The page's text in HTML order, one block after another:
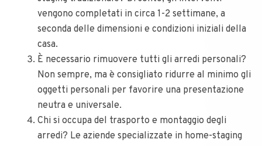
vengono completati in circa 1-2 settimane, a
seconda delle dimensioni e condizioni iniziali della
casa.
È necessario rimuovere tutti gli arredi personali?
Non sempre, ma è consigliato ridurre al minimo gli
oggetti personali per favorire una presentazione
neutra e universale.
Chi si occupa del trasporto e montaggio degli
arredi? Le aziende specializzate in home-staging